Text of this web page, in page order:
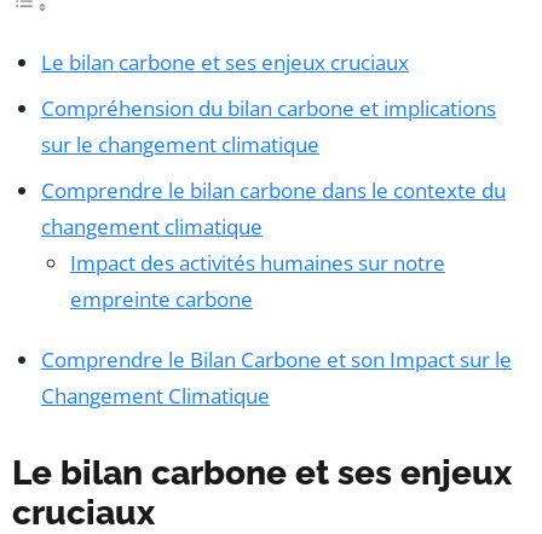
Le bilan carbone et ses enjeux cruciaux
Compréhension du bilan carbone et implications
sur le changement climatique
Comprendre le bilan carbone dans le contexte du
changement climatique
Impact des activités humaines sur notre
empreinte carbone
Comprendre le Bilan Carbone et son Impact sur le
Changement Climatique
Le bilan carbone et ses enjeux
cruciaux